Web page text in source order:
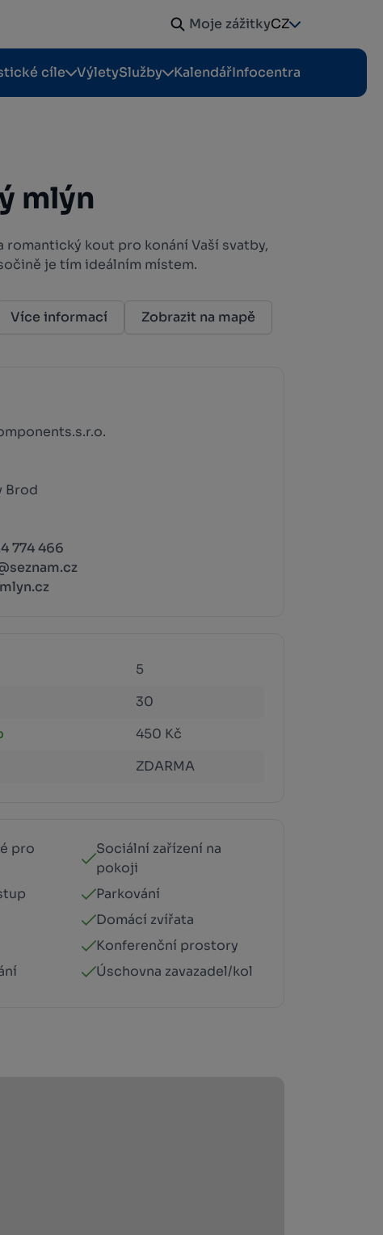
Moje zážitkyCZ
cíle VýletySlužby KalendářInfocentra
mlýn
romantický kout pro konání Vaší svatby,
je tím ideálním místem.
Více informací Zobrazit na mapě
Brod
774 466
5
30
450 Kč
ZDARMA
pro
Sociální zařízení na
pokoji
Parkování
Domácí zvířata
Konferenční prostory
Úschovna zavazadel/kol